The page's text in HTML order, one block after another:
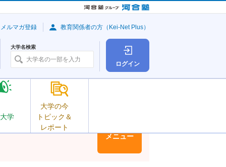
ログイン
学
大学の今
トピック＆
レポート
大学名検索
ルマガ登録 教育関係者の方（Kei-Net Plus）
メニュー